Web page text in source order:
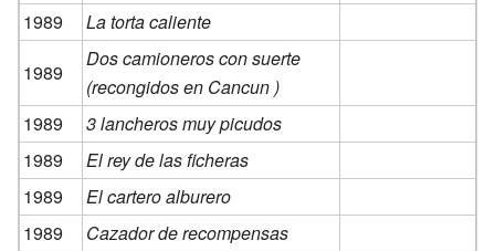
1989
La torta caliente
1989
Dos camioneros con suerte
(recongidos en Cancun )
1989
3 lancheros muy picudos
1989
El rey de las ficheras
1989
El cartero alburero
1989
Cazador de recompensas